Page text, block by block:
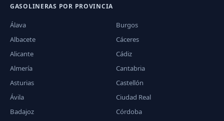
GASOLINERAS POR PROVINCIA
Álava
Albacete
Alicante
Almería
Asturias
Ávila
Badajoz
Burgos
Cáceres
Cádiz
Cantabria
Castellón
Ciudad Real
Córdoba